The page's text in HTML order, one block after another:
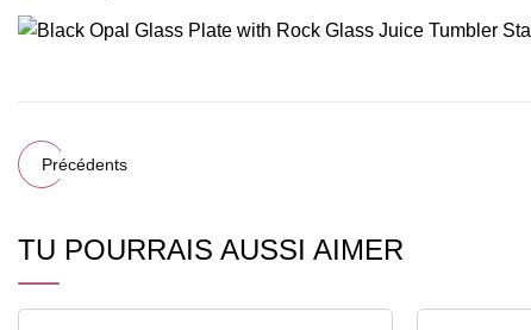
Précédents
TU POURRAIS AUSSI AIMER